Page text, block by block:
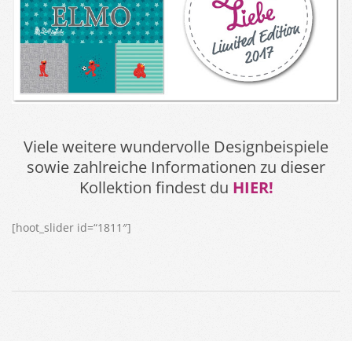
Viele weitere wundervolle Designbeispiele
sowie zahlreiche Informationen zu dieser
Kollektion findest du HIER!
[hoot_slider id=“1811″]